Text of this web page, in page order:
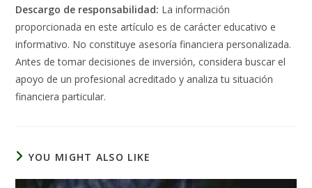
Descargo de responsabilidad: La información
proporcionada en este artículo es de carácter educativo e
informativo. No constituye asesoría financiera personalizada.
Antes de tomar decisiones de inversión, considera buscar el
apoyo de un profesional acreditado y analiza tu situación
financiera particular.
YOU MIGHT ALSO LIKE